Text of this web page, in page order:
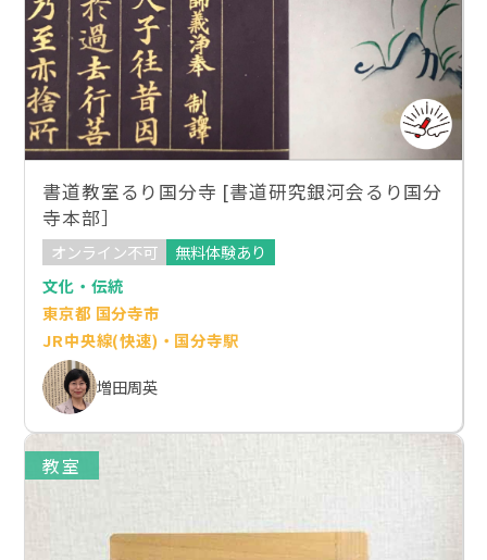
書道教室るり国分寺 [書道研究銀河会るり国分
寺本部］
オンライン不可
無料体験あり
文化・伝統
東京都 国分寺市
JR中央線(快速)・国分寺駅
増田周英
教室